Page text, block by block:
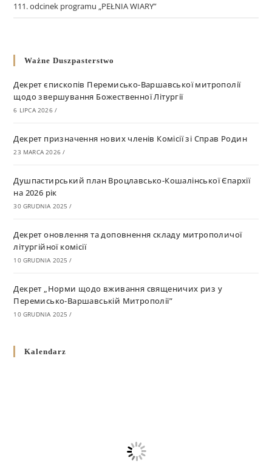
111. odcinek programu „PEŁNIA WIARY”
Ważne Duszpasterstwo
Декрет єпископів Перемисько-Варшавської митрополії
щодо звершування Божественної Літургії
6 LIPCA 2026 /
Декрет призначення нових членів Комісії зі Справ Родин
23 MARCA 2026 /
Душпастирський план Вроцлавсько-Кошалінської Єпархії
на 2026 рік
30 GRUDNIA 2025 /
Декрет оновлення та доповнення складу митрополичої
літургійної комісії
10 GRUDNIA 2025 /
Декрет „Норми щодо вживання священичих риз у
Перемисько-Варшавській Митрополії”
10 GRUDNIA 2025 /
григоріанським календарем
Душпастирський план Вроцлавсько-Кошалінської єпархії
Kalendarz